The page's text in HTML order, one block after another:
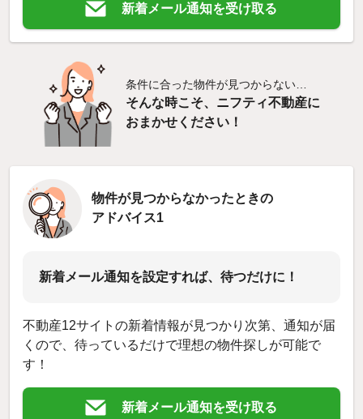
新着メール通知を受け取る
条件に合った物件が見つからない…
そんな時こそ、ニフティ不動産に
おまかせください！
物件が見つからなかったときの
アドバイス1
新着メール通知を設定すれば、待つだけに！
不動産12サイトの新着情報が見つかり次第、通知が届
くので、待っているだけで理想の物件探しが可能で
す！
新着メール通知を受け取る